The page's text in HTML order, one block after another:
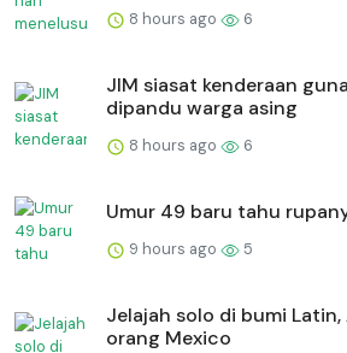
8 hours ago 6
JIM siasat kenderaan
dipandu warga asing
8 hours ago 6
Umur 49 baru tahu
9 hours ago 5
Jelajah solo di bumi
orang Mexico